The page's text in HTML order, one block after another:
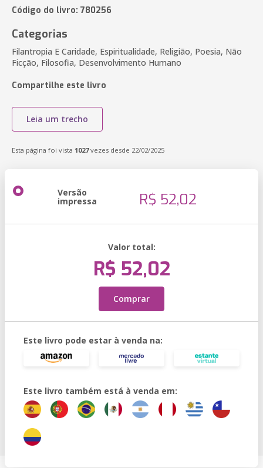
Código do livro: 780256
Categorias
Filantropia E Caridade, Espiritualidade, Religião, Poesia, Não
Ficção, Filosofia, Desenvolvimento Humano
Compartilhe este livro
Leia um trecho
Esta página foi vista 1027vezes desde 22/02/2025
Versão
impressa R$ 52,02
Valor total:
R$ 52,02
Comprar
Este livro pode estar à venda na:
Este livro também está à venda em: